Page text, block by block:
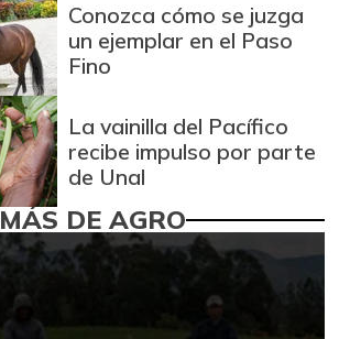
Conozca cómo se juzga
un ejemplar en el Paso
Fino
La vainilla del Pacífico
recibe impulso por parte
de Unal
MÁS DE AGRO